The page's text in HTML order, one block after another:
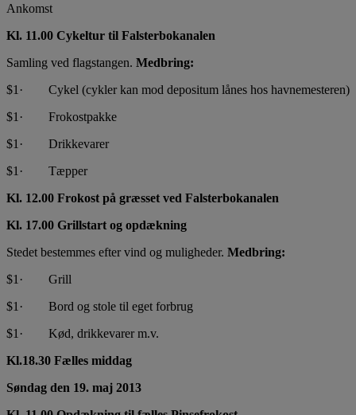
Ankomst
Kl. 11.00 Cykeltur til Falsterbokanalen
Samling ved flagstangen. Medbring:
$1· Cykel (cykler kan mod depositum lånes hos havnemesteren)
$1· Frokostpakke
$1· Drikkevarer
$1· Tæpper
Kl. 12.00 Frokost på græsset ved Falsterbokanalen
Kl. 17.00 Grillstart og opdækning
Stedet bestemmes efter vind og muligheder. Medbring:
$1· Grill
$1· Bord og stole til eget forbrug
$1· Kød, drikkevarer m.v.
Kl.18.30 Fælles middag
Søndag den 19. maj 2013